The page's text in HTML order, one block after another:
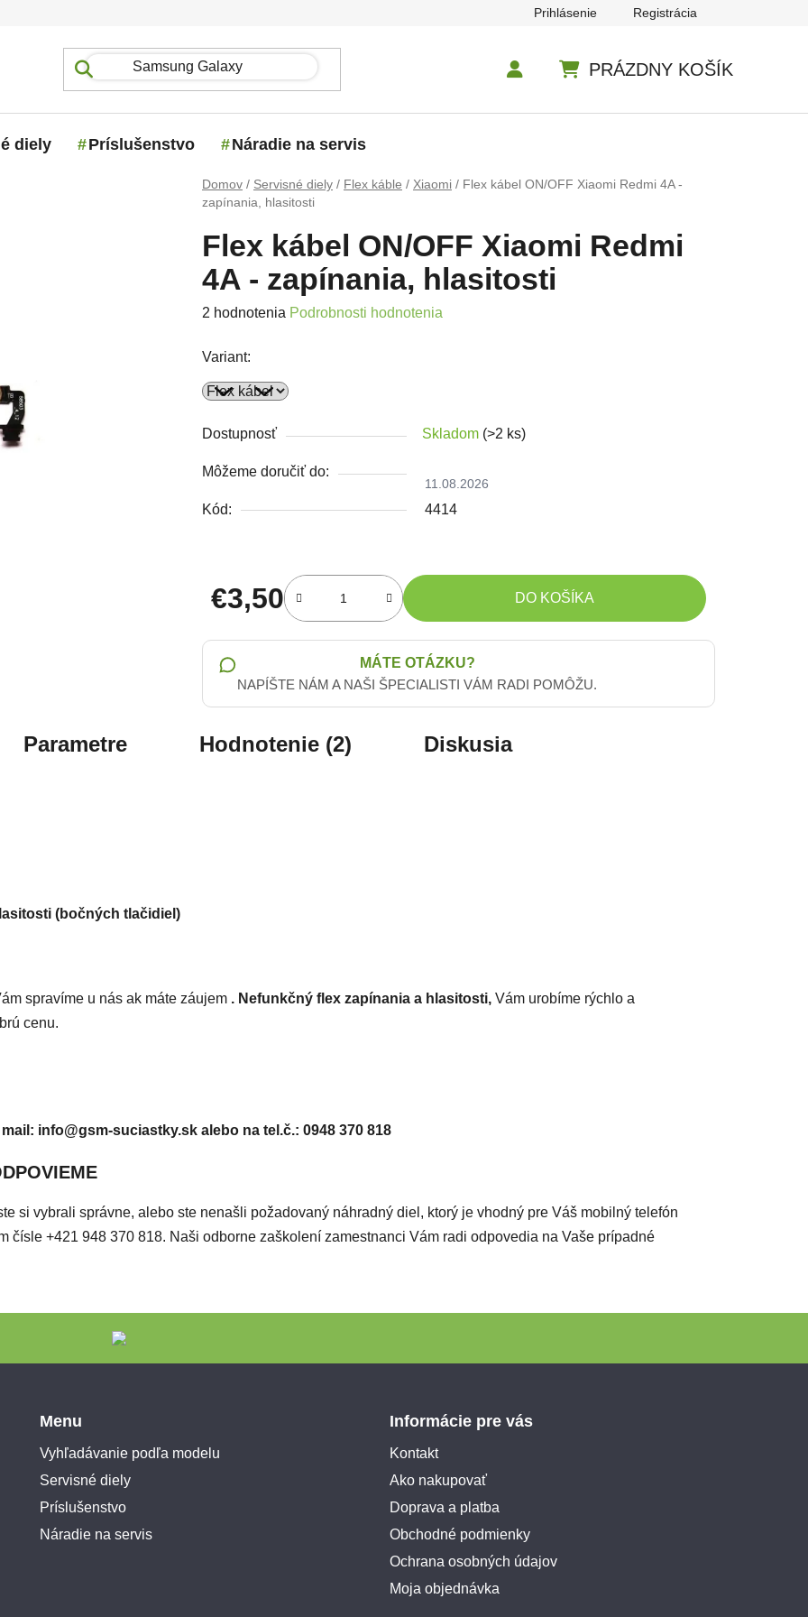
Prihlásenie Registrácia
PRÁZDNY KOŠÍK
diely Príslušenstvo Náradie na servis
Domov / Servisné diely / Flex káble / Xiaomi / Flex kábel ON/OFF Xiaomi Redmi 4A -
zapínania, hlasitosti
Flex kábel ON/OFF Xiaomi Redmi
4A - zapínania, hlasitosti
Priemerné hodnotenie produktu je 5,0 z 5 hviezdičiek.
2 hodnotenia Podrobnosti hodnotenia
Variant:
Dostupnosť Skladom (>2 ks)
Môžeme doručiť do:
11.08.2026
Kód: 4414
€3,50
Jednotková cena:
DO KOŠÍKA
MÁTE OTÁZKU?
NAPÍŠTE NÁM A NAŠI ŠPECIALISTI VÁM RADI POMÔŽU.
Parametre Hodnotenie (2) Diskusia
(bočných tlačidiel)
spravíme u nás ak máte záujem . Nefunkčný flex zapínania a hlasitosti, Vám urobíme rýchlo a
cenu.
info@gsm-suciastky.sk alebo na tel.č.: 0948 370 818
si vybrali správne, alebo ste nenašli požadovaný náhradný diel, ktorý je vhodný pre Váš mobilný telefón
čísle +421 948 370 818. Naši odborne zaškolení zamestnanci Vám radi odpovedia na Vaše prípadné
Menu
Vyhľadávanie podľa modelu
Servisné diely
Príslušenstvo
Náradie na servis
Informácie pre vás
Kontakt
Ako nakupovať
Doprava a platba
Obchodné podmienky
Ochrana osobných údajov
Moja objednávka